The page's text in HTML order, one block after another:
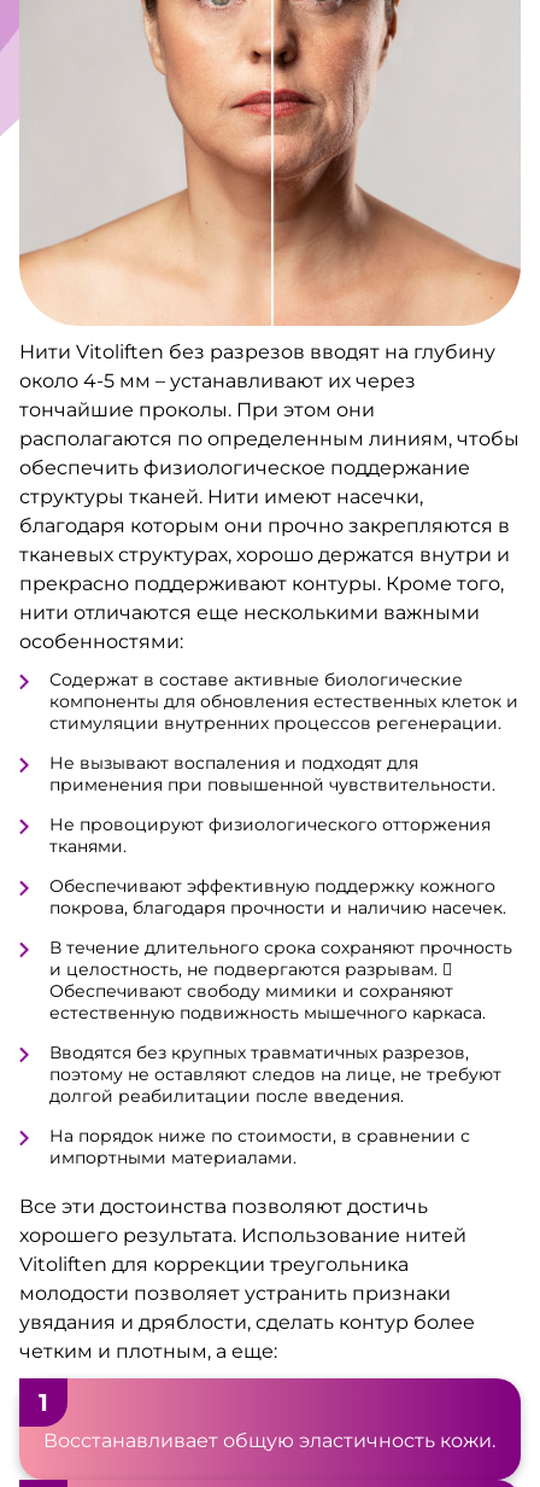
Нити Vitoliften без разрезов вводят на глубину
около 4-5 мм – устанавливают их через
тончайшие проколы. При этом они
располагаются по определенным линиям, чтобы
обеспечить физиологическое поддержание
структуры тканей. Нити имеют насечки,
благодаря которым они прочно закрепляются в
тканевых структурах, хорошо держатся внутри и
прекрасно поддерживают контуры. Кроме того,
нити отличаются еще несколькими важными
особенностями:
Содержат в составе активные биологические
компоненты для обновления естественных клеток и
стимуляции внутренних процессов регенерации.
Не вызывают воспаления и подходят для
применения при повышенной чувствительности.
Не провоцируют физиологического отторжения
тканями.
Обеспечивают эффективную поддержку кожного
покрова, благодаря прочности и наличию насечек.
В течение длительного срока сохраняют прочность
и целостность, не подвергаются разрывам. 
Обеспечивают свободу мимики и сохраняют
естественную подвижность мышечного каркаса.
Вводятся без крупных травматичных разрезов,
поэтому не оставляют следов на лице, не требуют
долгой реабилитации после введения.
На порядок ниже по стоимости, в сравнении с
импортными материалами.
Все эти достоинства позволяют достичь
хорошего результата. Использование нитей
Vitoliften для коррекции треугольника
молодости позволяет устранить признаки
увядания и дряблости, сделать контур более
четким и плотным, а еще:
1
Восстанавливает общую эластичность кожи.